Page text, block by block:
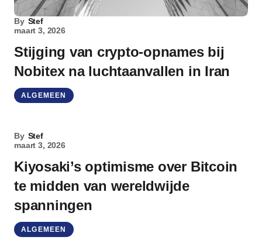
By Stef
maart 3, 2026
Stijging van crypto-opnames bij
Nobitex na luchtaanvallen in Iran
ALGEMEEN
By Stef
maart 3, 2026
Kiyosaki’s optimisme over Bitcoin
te midden van wereldwijde
spanningen
ALGEMEEN